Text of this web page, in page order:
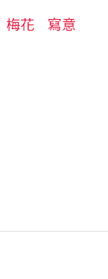
梅花 寫意